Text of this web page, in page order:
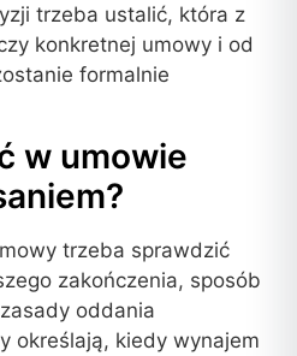
trzeba ustalić, która z
konkretnej umowy i od
formalnie
w umowie
trzeba sprawdzić
zakończenia, sposób
oddania
określają, kiedy wynajem